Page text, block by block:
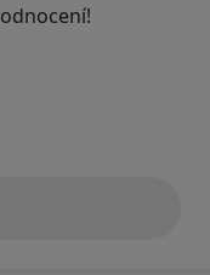
názory